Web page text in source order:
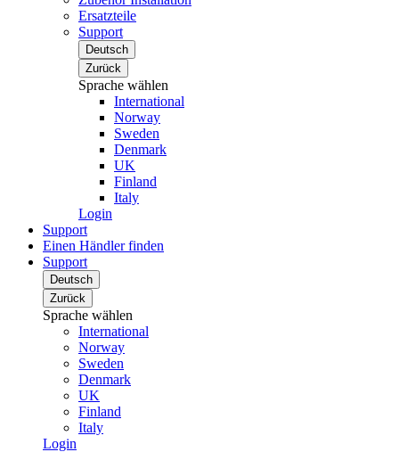
Ersatzteile
Support
Deutsch
Zurück
Sprache wählen
International
Norway
Sweden
Denmark
UK
Finland
Italy
Login
Support
Einen Händler finden
Support
Deutsch
Zurück
Sprache wählen
International
Norway
Sweden
Denmark
UK
Finland
Italy
Login